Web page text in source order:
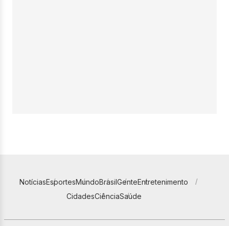
NotíciasEsportesMundoBrasilGenteEntretenimento
CidadesCiênciaSaúde